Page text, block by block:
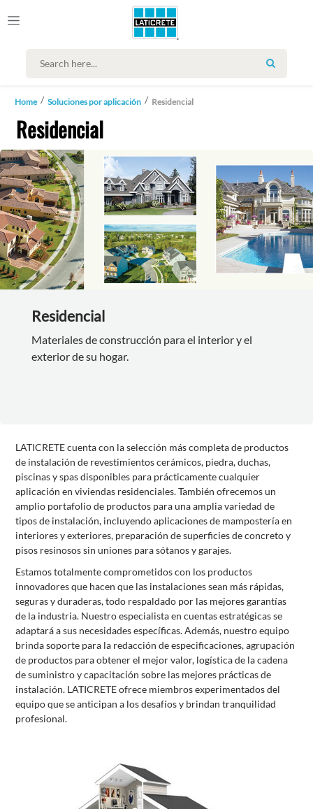
SEARCH
Home Soluciones por aplicación Residencial
Residencial
Residencial
Materiales de construcción para el interior y el
exterior de su hogar.
LATICRETE cuenta con la selección más completa de productos
de instalación de revestimientos cerámicos, piedra, duchas,
piscinas y spas disponibles para prácticamente cualquier
aplicación en viviendas residenciales. También ofrecemos un
amplio portafolio de productos para una amplia variedad de
tipos de instalación, incluyendo aplicaciones de mampostería en
interiores y exteriores, preparación de superficies de concreto y
pisos resinosos sin uniones para sótanos y garajes.
Estamos totalmente comprometidos con los productos
innovadores que hacen que las instalaciones sean más rápidas,
seguras y duraderas, todo respaldado por las mejores garantías
de la industria. Nuestro especialista en cuentas estratégicas se
adaptará a sus necesidades específicas. Además, nuestro equipo
brinda soporte para la redacción de especificaciones, agrupación
de productos para obtener el mejor valor, logística de la cadena
de suministro y capacitación sobre las mejores prácticas de
instalación. LATICRETE ofrece miembros experimentados del
equipo que se anticipan a los desafíos y brindan tranquilidad
profesional.